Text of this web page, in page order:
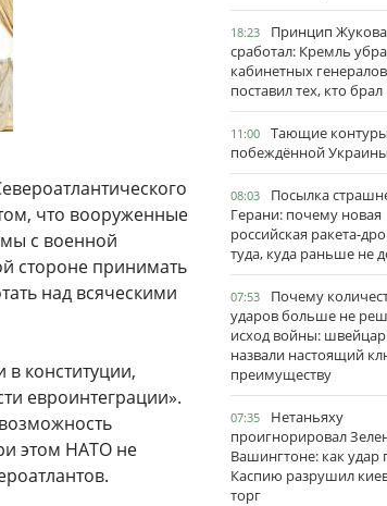
что вооруженные
с военной
стороне принимать
над всяческими
в конституции,
евроинтеграции».
этом НАТО не
18:23
Принцип Жукова
сработал: Кремль
кабинетных
поставил тех, кто
11:00
Тающие контуры
побеждённой Украины
08:03
Посылка
Герани: почему новая
российская ракета-
туда, куда раньше не
07:53
Почему
ударов больше не
исход войны:
назвали настоящий
преимуществу
07:35
Нетаньяху
проигнорировал
Вашингтоне: как удар
Каспию разрушил
торг